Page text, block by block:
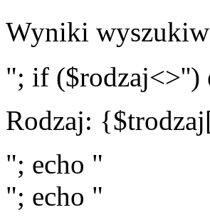
Wyniki
"; if ($rodzaj<>'')
Rodzaj:
"; echo "
"; echo "